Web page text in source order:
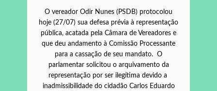
O vereador Odir Nunes (PSDB) protocolou
hoje (27/07) sua defesa prévia à representação
pública, acatada pela Câmara de Vereadores e
que deu andamento à Comissão Processante
para a cassação de seu mandato. O
parlamentar solicitou o arquivamento da
representação por ser ilegítima devido a
inadmissibilidade do cidadão Carlos Eduardo